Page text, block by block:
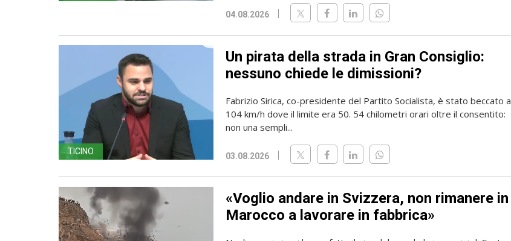
04.08.2026
TICINO
Un pirata della strada in Gran Consiglio:
nessuno chiede le dimissioni?
Fabrizio Sirica, co-presidente del Partito Socialista, è stato beccato a
104 km/h dove il limite era 50. 54 chilometri orari oltre il consentito:
non una sempli...
03.08.2026
«Voglio andare in Svizzera, non rimanere in
Marocco a lavorare in fabbrica»